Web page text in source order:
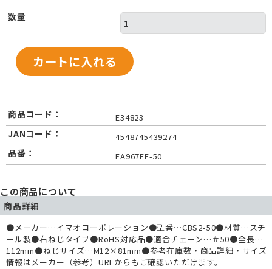
数量
商品コード： E34823
JANコード： 4548745439274
品番： EA967EE-50
この商品について
商品詳細
●メーカー…イマオコーポレーション●型番…CBS2-50●材質…スチ
ール製●右ねじタイプ●RoHS対応品●適合チェーン…＃50●全長…
112mm●ねじサイズ…M12×81mm●参考在庫数・商品詳細・サイズ
情報はメーカー（参考）URLからもご確認いただけます。